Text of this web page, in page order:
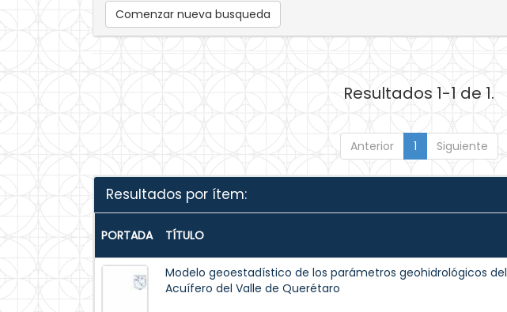
Comenzar nueva busqueda
Resultados 1-1 de 1.
Anterior 1 Siguiente
Resultados por ítem:
PORTADA TÍTULO
Modelo geoestadístico de los parámetros geohidrológicos del
Acuífero del Valle de Querétaro